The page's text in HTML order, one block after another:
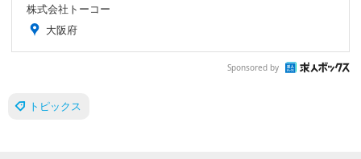
株式会社トーコー
大阪府
Sponsored by
トピックス